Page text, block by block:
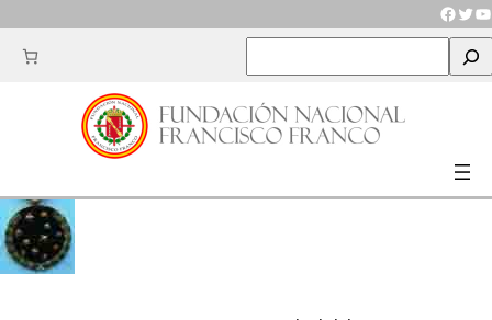
al
contenido
e
r
c